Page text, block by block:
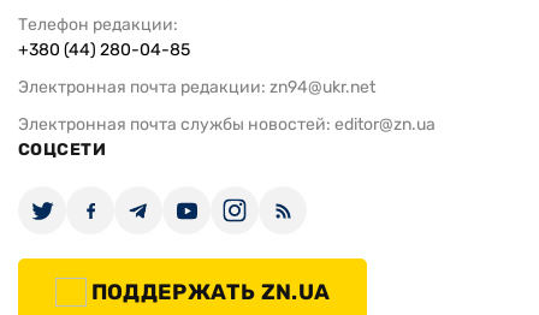
Телефон редакции:
+380 (44) 280-04-85
Электронная почта редакции: zn94@ukr.net
Электронная почта службы новостей: editor@zn.ua
СОЦСЕТИ
ПОДДЕРЖАТЬ ZN.UA